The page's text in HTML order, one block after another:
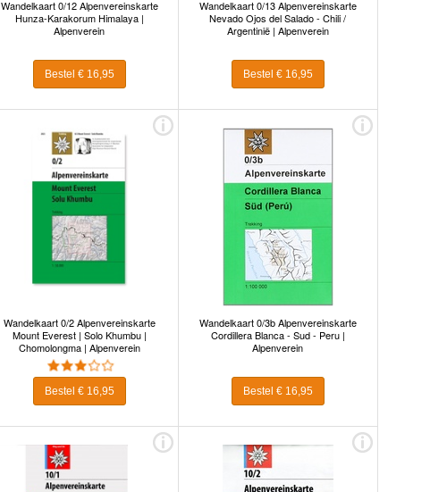
Wandelkaart 0/12 Alpenvereinskarte
Hunza-Karakorum Himalaya |
Alpenverein
Bestel € 16,95
Wandelkaart 0/13 Alpenvereinskarte
Nevado Ojos del Salado - Chili /
Argentinië | Alpenverein
Bestel € 16,95
Wandelkaart 0/2 Alpenvereinskarte
Mount Everest | Solo Khumbu |
Chomolongma | Alpenverein
Bestel € 16,95
Wandelkaart 0/3b Alpenvereinskarte
Cordillera Blanca - Sud - Peru |
Alpenverein
Bestel € 16,95